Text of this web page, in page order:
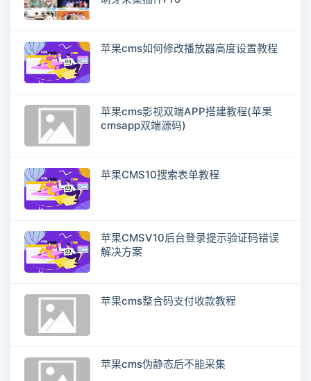
苹果cms如何修改播放器高度设置教程
苹果cms影视双端APP搭建教程(苹果
cmsapp双端源码)
苹果CMS10搜索表单教程
苹果CMSV10后台登录提示验证码错误
解决方案
苹果cms整合码支付收款教程
苹果cms伪静态后不能采集